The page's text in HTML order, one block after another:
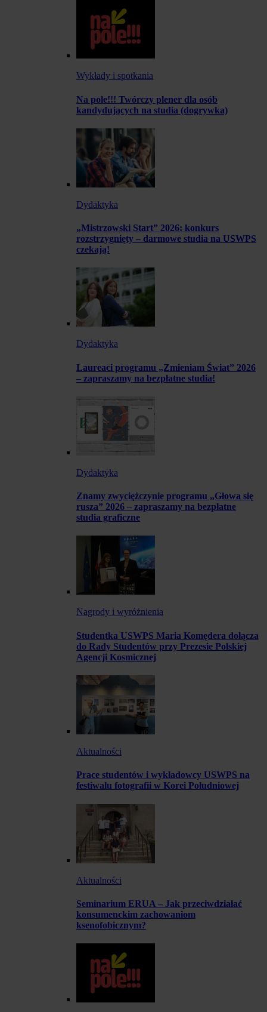
Wykłady i spotkania
Na pole!!! Twórczy plener dla osób
kandydujących na studia (dogrywka)
Dydaktyka
„Mistrzowski Start” 2026: konkurs
rozstrzygnięty – darmowe studia na USWPS
czekają!
Dydaktyka
Laureaci programu „Zmieniam Świat” 2026
– zapraszamy na bezpłatne studia!
Dydaktyka
Znamy zwyciężczynie programu „Głowa się
rusza” 2026 – zapraszamy na bezpłatne
studia graficzne
Nagrody i wyróżnienia
Studentka USWPS Maria Komędera dołącza
do Rady Studentów przy Prezesie Polskiej
Agencji Kosmicznej
Aktualności
Prace studentów i wykładowcy USWPS na
festiwalu fotografii w Korei Południowej
Aktualności
Seminarium ERUA – Jak przeciwdziałać
konsumenckim zachowaniom
ksenofobicznym?